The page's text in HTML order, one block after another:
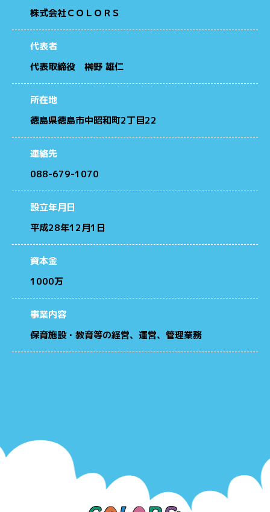
株式会社ＣＯＬＯＲＳ
代表者
代表取締役 榊野 雄仁
所在地
徳島県徳島市中昭和町2丁目22
連絡先
088-679-1070
設立年月日
平成28年12月1日
資本金
1000万
事業内容
保育施設・教育等の経営、運営、管理業務